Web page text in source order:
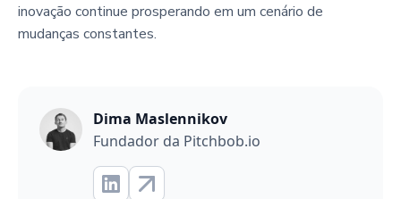
inovação continue prosperando em um cenário de
mudanças constantes.
Dima Maslennikov
Fundador da Pitchbob.io